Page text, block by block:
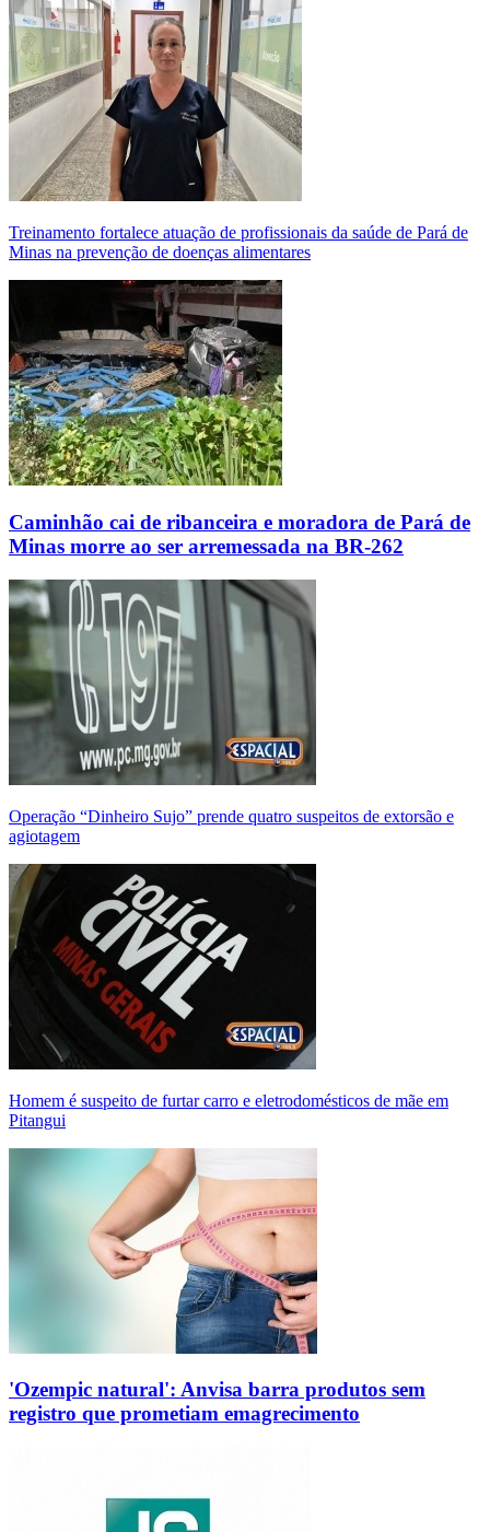
Treinamento fortalece atuação de profissionais da saúde de Pará de
Minas na prevenção de doenças alimentares
Caminhão cai de ribanceira e moradora de Pará de
Minas morre ao ser arremessada na BR-262
Operação “Dinheiro Sujo” prende quatro suspeitos de extorsão e
agiotagem
Homem é suspeito de furtar carro e eletrodomésticos de mãe em
Pitangui
'Ozempic natural': Anvisa barra produtos sem
registro que prometiam emagrecimento